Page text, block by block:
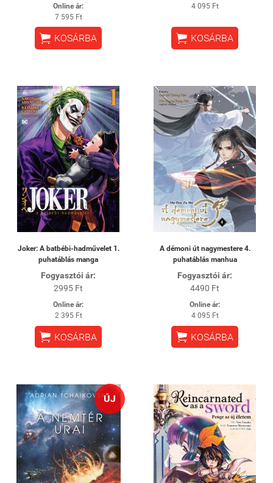
Online ár:
7 595 Ft
 KOSÁRBA
4 095 Ft
 KOSÁRBA
Joker: A batbébi-hadművelet 1.
puhatáblás manga
Fogyasztói ár:
2995 Ft
Online ár:
2 395 Ft
 KOSÁRBA
A ​démoni út nagymestere 4.
puhatáblás manhua
Fogyasztói ár:
4490 Ft
Online ár:
4 095 Ft
 KOSÁRBA
ÚJ